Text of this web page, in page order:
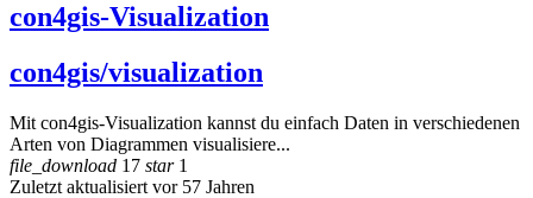
con4gis-Visualization
con4gis/visualization
Mit con4gis-Visualization kannst du einfach Daten in verschiedenen
Arten von Diagrammen visualisiere...
file_download 17 star1
Zuletzt aktualisiert vor 57 Jahren